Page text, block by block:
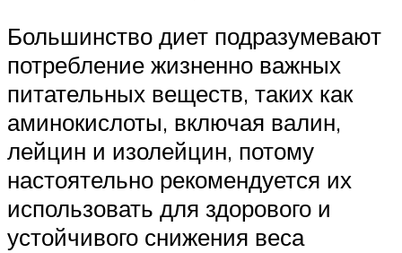
Большинство диет подразумевают
потребление жизненно важных
питательных веществ, таких как
аминокислоты, включая валин,
лейцин и изолейцин, потому
настоятельно рекомендуется их
использовать для здорового и
устойчивого снижения веса